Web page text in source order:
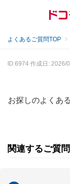
よくあるご質問TOP
ID:6974 作成日: 2026/
お探しのよくあ
関連するご質問